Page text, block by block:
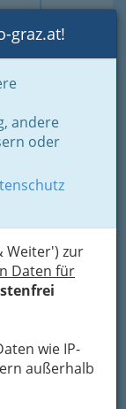
Toggle
graz.at!
andere
oder
Weiter') zur
Daten für
wie IP-
außerhalb
Handel
Bezirke
&